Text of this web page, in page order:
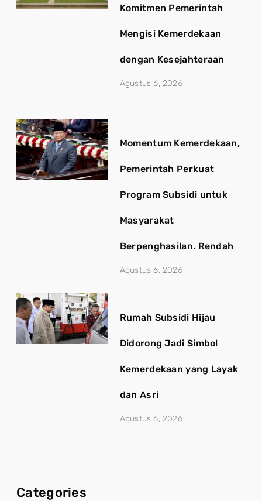
Komitmen Pemerintah
Mengisi Kemerdekaan
dengan Kesejahteraan
Agustus 6, 2026
Momentum Kemerdekaan,
Pemerintah Perkuat
Program Subsidi untuk
Masyarakat
Berpenghasilan. Rendah
Agustus 6, 2026
Rumah Subsidi Hijau
Didorong Jadi Simbol
Kemerdekaan yang Layak
dan Asri
Agustus 6, 2026
Categories